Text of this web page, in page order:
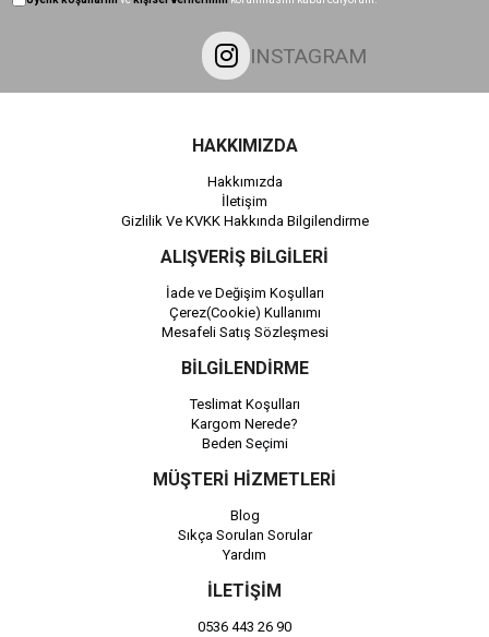
INSTAGRAM
HAKKIMIZDA
Hakkımızda
İletişim
Gizlilik Ve KVKK Hakkında Bilgilendirme
ALIŞVERİŞ BİLGİLERİ
İade ve Değişim Koşulları
Çerez(Cookie) Kullanımı
Mesafeli Satış Sözleşmesi
BİLGİLENDİRME
Teslimat Koşulları
Kargom Nerede?
Beden Seçimi
MÜŞTERİ HİZMETLERİ
Blog
Sıkça Sorulan Sorular
Yardım
İLETİŞİM
0536 443 26 90